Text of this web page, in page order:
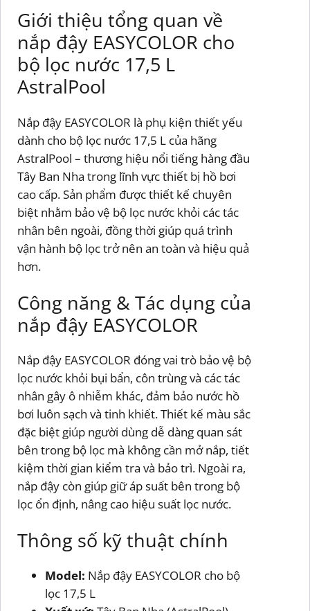
Giới thiệu tổng quan về
nắp đậy EASYCOLOR cho
bộ lọc nước 17,5 L
AstralPool
Nắp đậy EASYCOLOR là phụ kiện thiết yếu
dành cho bộ lọc nước 17,5 L của hãng
AstralPool – thương hiệu nổi tiếng hàng đầu
Tây Ban Nha trong lĩnh vực thiết bị hồ bơi
cao cấp. Sản phẩm được thiết kế chuyên
biệt nhằm bảo vệ bộ lọc nước khỏi các tác
nhân bên ngoài, đồng thời giúp quá trình
vận hành bộ lọc trở nên an toàn và hiệu quả
hơn.
Công năng & Tác dụng của
nắp đậy EASYCOLOR
Nắp đậy EASYCOLOR đóng vai trò bảo vệ bộ
lọc nước khỏi bụi bẩn, côn trùng và các tác
nhân gây ô nhiễm khác, đảm bảo nước hồ
bơi luôn sạch và tinh khiết. Thiết kế màu sắc
đặc biệt giúp người dùng dễ dàng quan sát
bên trong bộ lọc mà không cần mở nắp, tiết
kiệm thời gian kiểm tra và bảo trì. Ngoài ra,
nắp đậy còn giúp giữ áp suất bên trong bộ
lọc ổn định, nâng cao hiệu suất lọc nước.
Thông số kỹ thuật chính
Model: Nắp đậy EASYCOLOR cho bộ
lọc 17,5 L